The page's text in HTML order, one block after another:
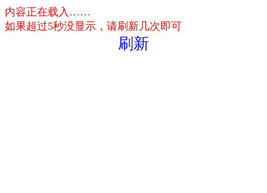
内容正在载入……
如果超过5秒没显示，请刷新几次即可
刷新